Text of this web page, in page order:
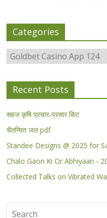
Categories
Categories
Recent Posts
सहज कृषि प्रचार-प्रसार किट
चैतन्यित जल pdf
Standee Designs @ 2025 for
Chalo Gaon Ki Or Abhiyaan -
Collected Talks on Vibrated